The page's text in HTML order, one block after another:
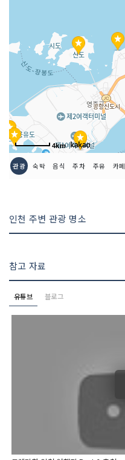
4km
관광 숙박 음식 주차 주유 카페
인천 주변 관광 명소
참고 자료
유튜브 블로그